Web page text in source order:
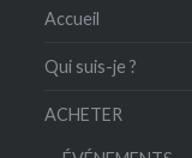
Accueil
Qui suis-je ?
ACHETER